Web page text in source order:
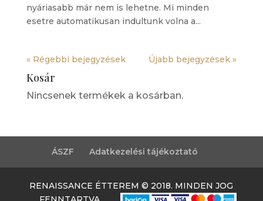
nyáriasabb már nem is lehetne. Mi minden
esetre automatikusan indultunk volna a...
« Régebbi bejegyzések Újabb bejegyzések »
Kosár
Nincsenek termékek a kosárban.
ÁSZF Adatkezelési tájékoztató
RENAISSANCE ÉTTEREM © 2018. MINDEN JOG